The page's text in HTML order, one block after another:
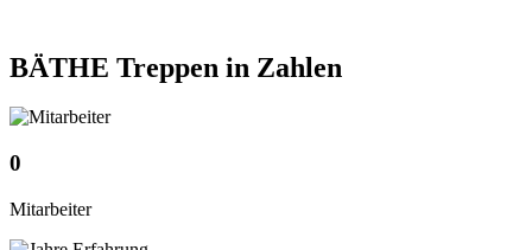
BÄTHE Treppen in Zahlen
0
Mitarbeiter